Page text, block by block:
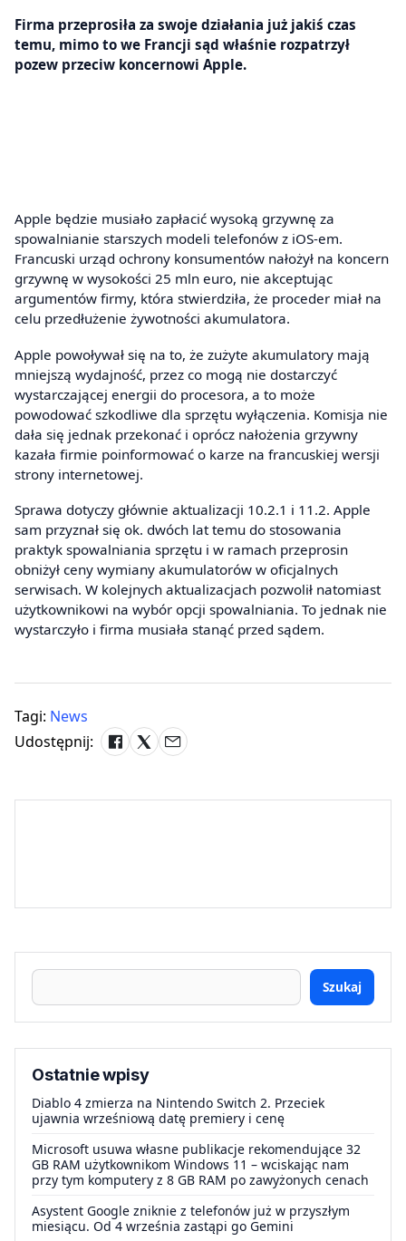
Firma przeprosiła za swoje działania już jakiś czas
temu, mimo to we Francji sąd właśnie rozpatrzył
pozew przeciw koncernowi Apple.
Apple będzie musiało zapłacić wysoką grzywnę za
spowalnianie starszych modeli telefonów z iOS-em.
Francuski urząd ochrony konsumentów nałożył na koncern
grzywnę w wysokości 25 mln euro, nie akceptując
argumentów firmy, która stwierdziła, że proceder miał na
celu przedłużenie żywotności akumulatora.
Apple powoływał się na to, że zużyte akumulatory mają
mniejszą wydajność, przez co mogą nie dostarczyć
wystarczającej energii do procesora, a to może
powodować szkodliwe dla sprzętu wyłączenia. Komisja nie
dała się jednak przekonać i oprócz nałożenia grzywny
kazała firmie poinformować o karze na francuskiej wersji
strony internetowej.
Sprawa dotyczy głównie aktualizacji 10.2.1 i 11.2. Apple
sam przyznał się ok. dwóch lat temu do stosowania
praktyk spowalniania sprzętu i w ramach przeprosin
obniżył ceny wymiany akumulatorów w oficjalnych
serwisach. W kolejnych aktualizacjach pozwolił natomiast
użytkownikowi na wybór opcji spowalniania. To jednak nie
wystarczyło i firma musiała stanąć przed sądem.
Tagi: News
Udostępnij:
Szukaj
Ostatnie wpisy
Diablo 4 zmierza na Nintendo Switch 2. Przeciek
ujawnia wrześniową datę premiery i cenę
Microsoft usuwa własne publikacje rekomendujące 32
GB RAM użytkownikom Windows 11 – wciskając nam
przy tym komputery z 8 GB RAM po zawyżonych cenach
Asystent Google zniknie z telefonów już w przyszłym
miesiącu. Od 4 września zastąpi go Gemini